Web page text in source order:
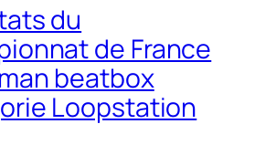
du
de France
beatbox
Loopstation